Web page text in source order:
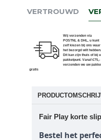
VERTROUWD
Wij verzenden via
POSTNL & DHL, u kunt
zelf kiezen bij ons waar
het bezorgd wilt hebben.
Dit kan zijn thuis of bij
pakketpunt. Vanaf €75,-
verzenden we uw
gratis
Fair Play korte
Bestel het